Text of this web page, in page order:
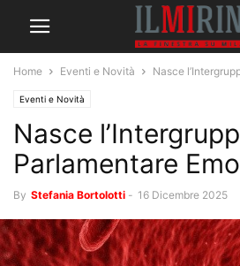
Home Eventi e Novità Nasce
Eventi e Novità
Nasce
Parlamentare
By Stefania Bortolotti - 16 Dicembre 2025